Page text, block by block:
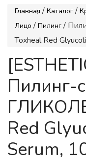
Главная / Каталог /
Лицо / Пилинг /
Toxheal Red
Пилинг-
Red
Serum,